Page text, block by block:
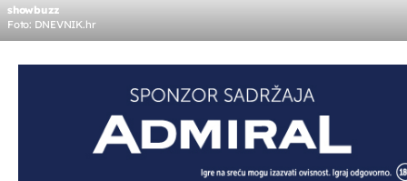
showbuzz
Foto: DNEVNIK.hr